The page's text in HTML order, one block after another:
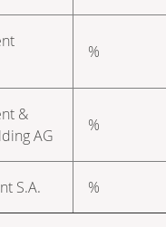
%
&
AG
%
S.A. %